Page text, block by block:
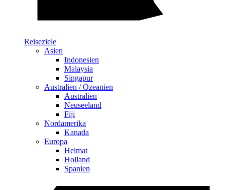
Reiseziele
Asien
Indonesien
Malaysia
Singapur
Australien / Ozeanien
Australien
Neuseeland
Fiji
Nordamerika
Kanada
Europa
Heimat
Holland
Spanien